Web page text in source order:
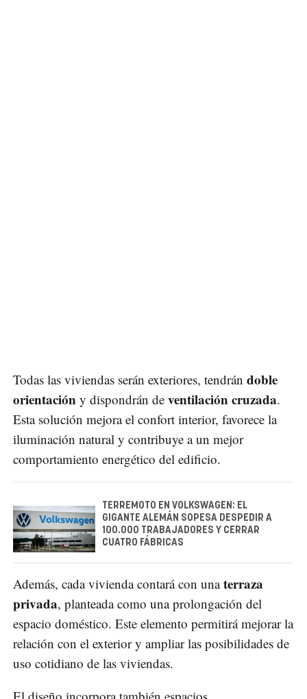
Todas las viviendas serán exteriores, tendrán doble
orientación y dispondrán de ventilación cruzada.
Esta solución mejora el confort interior, favorece la
iluminación natural y contribuye a un mejor
comportamiento energético del edificio.
TERREMOTO EN VOLKSWAGEN: EL
GIGANTE ALEMÁN SOPESA DESPEDIR A
100.000 TRABAJADORES Y CERRAR
CUATRO FÁBRICAS
Además, cada vivienda contará con unaterraza
privada, planteada como una prolongación del
espacio doméstico. Este elemento permitirá mejorar la
relación con el exterior y ampliar las posibilidades de
uso cotidiano de las viviendas.